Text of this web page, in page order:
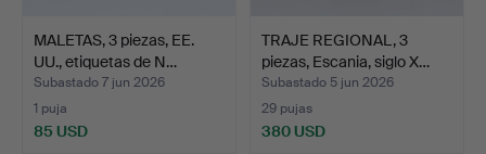
MALETAS, 3 piezas, EE.
UU., etiquetas de N…
Subastado 7 jun 2026
1 puja
85 USD
TRAJE REGIONAL, 3
piezas, Escania, siglo X…
Subastado 5 jun 2026
29 pujas
380 USD